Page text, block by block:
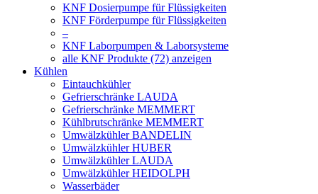
KNF Dosierpumpe für Flüssigkeiten
KNF Förderpumpe für Flüssigkeiten
–
KNF Laborpumpen & Laborsysteme
alle KNF Produkte (72) anzeigen
Kühlen
Eintauchkühler
Gefrierschränke LAUDA
Gefrierschränke MEMMERT
Kühlbrutschränke MEMMERT
Umwälzkühler BANDELIN
Umwälzkühler HUBER
Umwälzkühler LAUDA
Umwälzkühler HEIDOLPH
Wasserbäder